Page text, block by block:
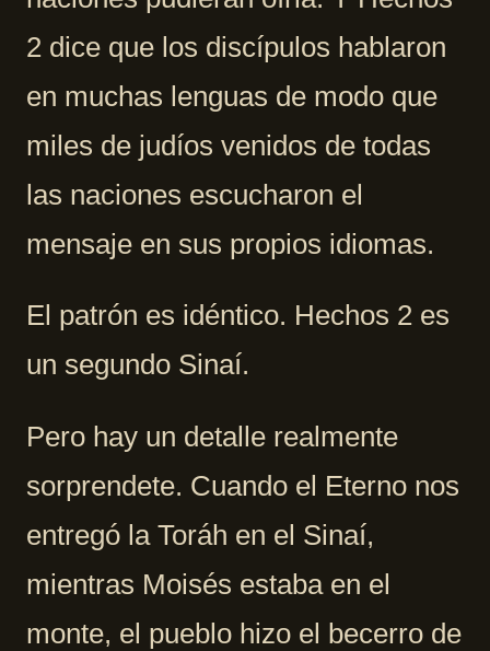
2 dice que los discípulos hablaron
en muchas lenguas de modo que
miles de judíos venidos de todas
las naciones escucharon el
mensaje en sus propios idiomas.
El patrón es idéntico. Hechos 2 es
un segundo Sinaí.
Pero hay un detalle realmente
sorprendete. Cuando el Eterno nos
entregó la Toráh en el Sinaí,
mientras Moisés estaba en el
monte, el pueblo hizo el becerro de